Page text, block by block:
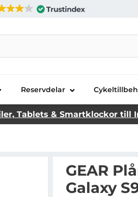
Reservdelar
Tablets & Smartklockor till
GEAR
Galaxy